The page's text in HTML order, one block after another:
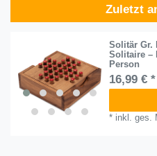
Zuletzt
Solitär Gr.
Solitaire –
Person
16,99 € *
* inkl. ges.